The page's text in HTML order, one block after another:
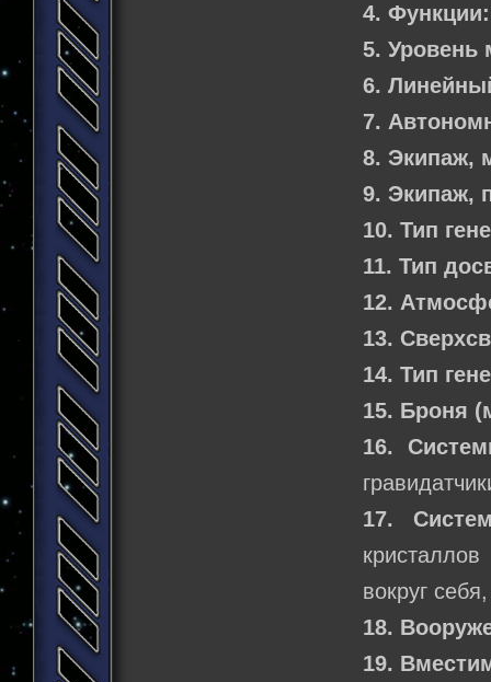
4. Функции:
5. Уровень
6.
7.
8. Экипаж,
9. Экипаж,
10. Тип
11. Тип
12.
13.
14. Тип
15. Броня
16.
17.
вокруг
18.
19.